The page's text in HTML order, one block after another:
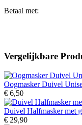
Betaal met:
Vergelijkbare
Oogmasker Duivel
€ 6,50
Duivel Halfmasker met
€ 29,90